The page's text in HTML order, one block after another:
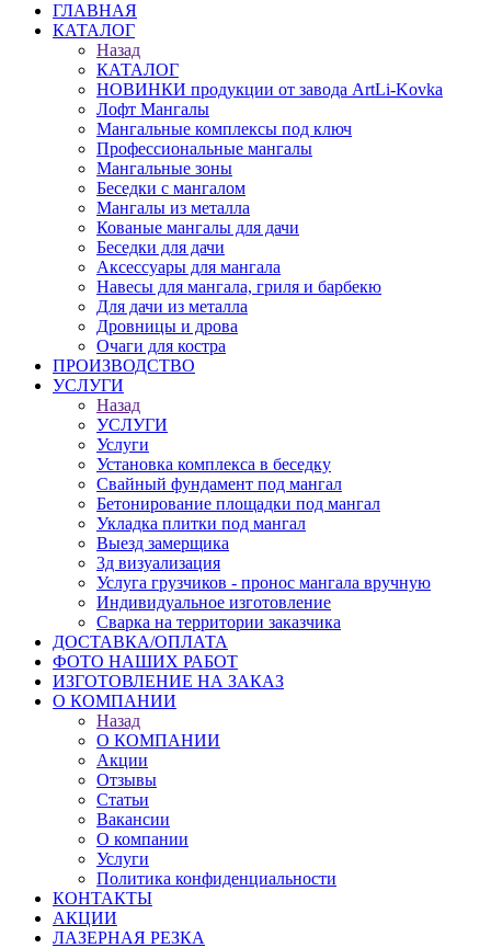
ГЛАВНАЯ
КАТАЛОГ
Назад
КАТАЛОГ
НОВИНКИ продукции от завода ArtLi-Kovka
Лофт Мангалы
Мангальные комплексы под ключ
Профессиональные мангалы
Мангальные зоны
Беседки с мангалом
Мангалы из металла
Кованые мангалы для дачи
Беседки для дачи
Аксессуары для мангала
Навесы для мангала, гриля и барбекю
Для дачи из металла
Дровницы и дрова
Очаги для костра
ПРОИЗВОДСТВО
УСЛУГИ
Назад
УСЛУГИ
Услуги
Установка комплекса в беседку
Свайный фундамент под мангал
Бетонирование площадки под мангал
Укладка плитки под мангал
Выезд замерщика
3д визуализация
Услуга грузчиков - пронос мангала вручную
Индивидуальное изготовление
Сварка на территории заказчика
ДОСТАВКА/ОПЛАТА
ФОТО НАШИХ РАБОТ
ИЗГОТОВЛЕНИЕ НА ЗАКАЗ
О КОМПАНИИ
Назад
О КОМПАНИИ
Акции
Отзывы
Статьи
Вакансии
О компании
Услуги
Политика конфиденциальности
КОНТАКТЫ
АКЦИИ
ЛАЗЕРНАЯ РЕЗКА